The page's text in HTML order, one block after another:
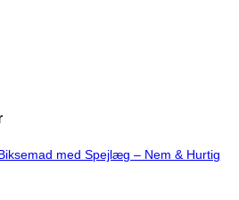
med Spejlæg – Nem & Hurtig